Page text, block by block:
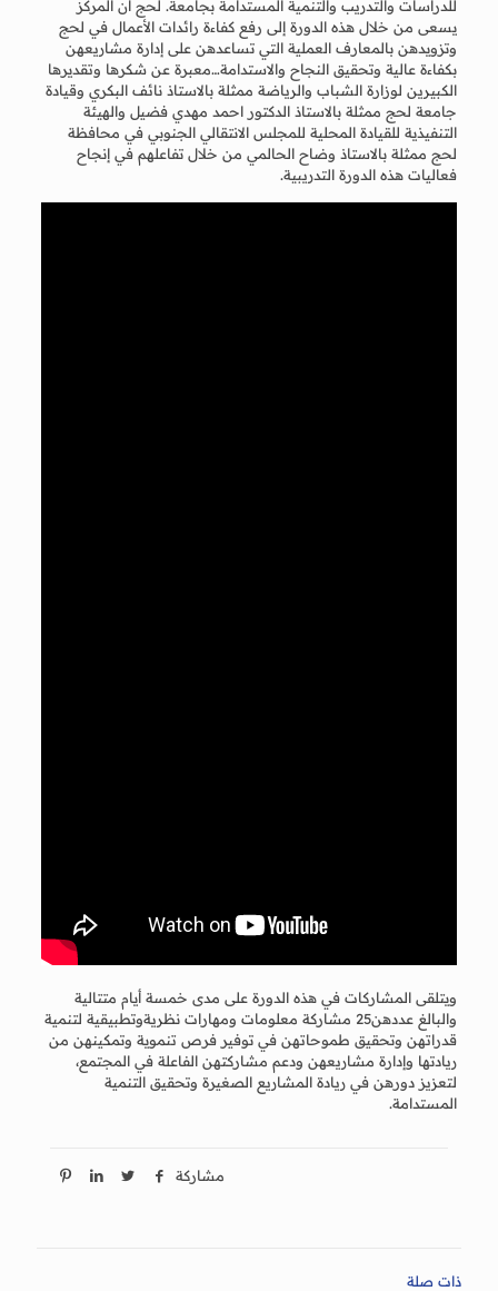
للدراسات والتدريب والتنمية المستدامة بجامعة. لحج أن المركز
يسعى من خلال هذه الدورة إلى رفع كفاءة رائدات الأعمال في لحج
وتزويدهن بالمعارف العملية التي تساعدهن على إدارة مشاريعهن
بكفاءة عالية وتحقيق النجاح والاستدامة…معبرة عن شكرها وتقديرها
الكبيرين لوزارة الشباب والرياضة ممثلة بالاستاذ نائف البكري وقيادة
جامعة لحج ممثلة بالاستاذ الدكتور احمد مهدي فضيل والهيئة
التنفيذية للقيادة المحلية للمجلس الانتقالي الجنوبي في محافظة
لحج ممثلة بالاستاذ وضاح الحالمي من خلال تفاعلهم في إنجاح
فعاليات هذه الدورة التدريبية.
ويتلقى المشاركات في هذه الدورة على مدى خمسة أيام متتالية
والبالغ عددهن25 مشاركة معلومات ومهارات نظريةوتطبيقية لتنمية
قدراتهن وتحقيق طموحاتهن في توفير فرص تنموية وتمكينهن من
ريادتها وإدارة مشاريعهن ودعم مشاركتهن الفاعلة في المجتمع،
لتعزيز دورهن في ريادة المشاريع الصغيرة وتحقيق التنمية
المستدامة.
مشاركة
ذات صلة